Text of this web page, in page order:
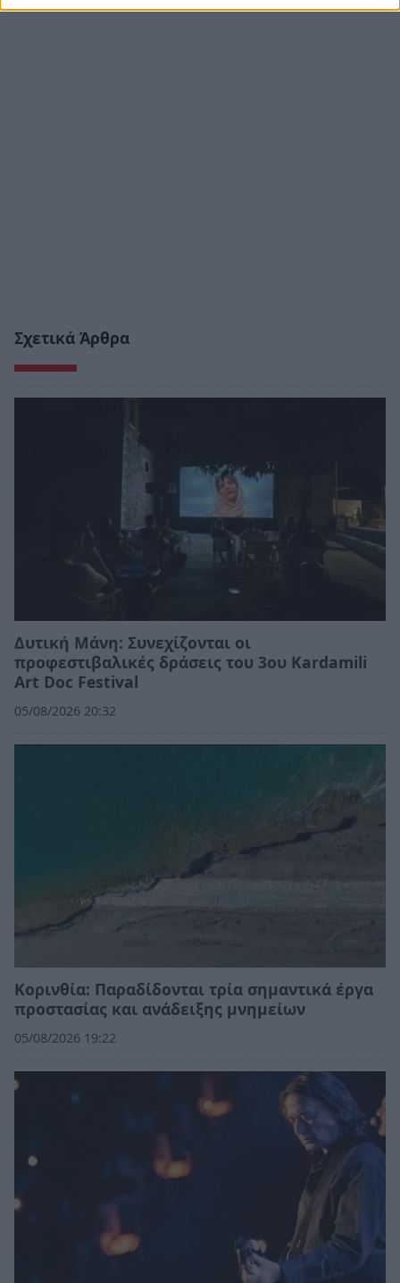
Σχετικά Άρθρα
Δυτική Μάνη: Συνεχίζονται οι
προφεστιβαλικές δράσεις του 3ου Kardamili
Art Doc Festival
05/08/2026 20:32
Κορινθία: Παραδίδονται τρία σημαντικά έργα
προστασίας και ανάδειξης μνημείων
05/08/2026 19:22